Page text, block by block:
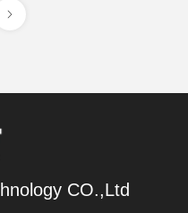
CO.,Ltd